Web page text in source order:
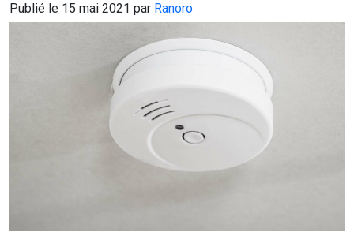
Publié le 15 mai 2021 par Ranoro